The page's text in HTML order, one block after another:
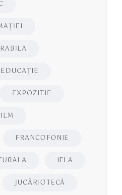
EDUCAŢIE
EXPOZITIE
FRANCOFONIE
IFLA
JUCĂRIOTECĂ